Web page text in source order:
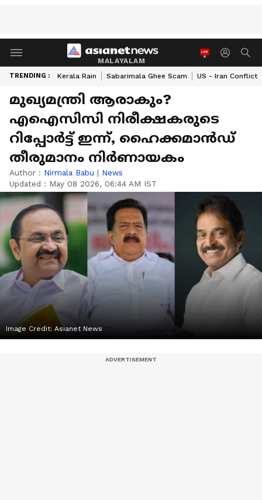
MALAYALAM
TRENDING : Kerala Rain Sabarimala Ghee Scam US - Iran Conflict
മുഖ്യമന്ത്രി ആരാകും?
എഐസിസി നിരീക്ഷകരുടെ
റിപ്പോര്‍ട്ട് ഇന്ന്, ഹൈക്കമാൻഡ്
തീരുമാനം നിർണായകം
Author : Nirmala Babu | News
Updated : May 08 2026, 06:44 AM IST
Image Credit: Asianet News